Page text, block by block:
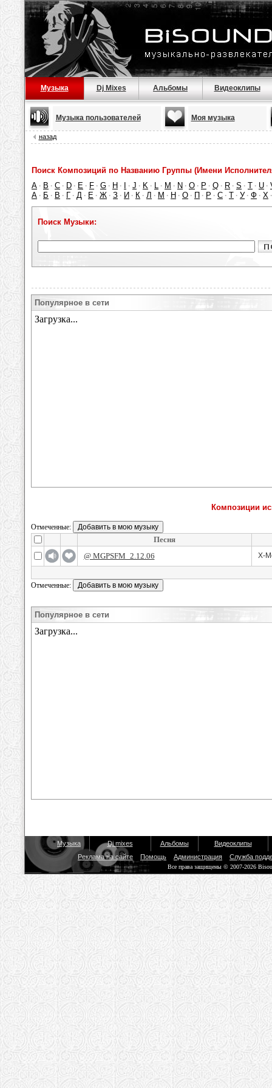
Музыка Dj Mixes Альбомы Видеоклипы
Музыка пользователей Моя музыка
назад
Поиск Композиций по Названию Группы (Имени
A · B · C · D · E · F · G · H · · J · K · L · M · N · O · P · Q · R · S · T · U ·
А · Б · В · Г · Д · Е · Ж · З · И · К · Л · М · Н · О · П · Р · С · Т · У · Ф · Х
Поиск Музыки:
Популярное в сети
Композиции
Отмеченные:
Песня
@ MGPSFM_2.12.06
X-
Отмеченные:
Популярное в сети
Музыка Dj mixes Альбомы
Видеоклипы
Реклама на сайте
Помощь Администрация Служба
Все права защищены © 2007-2026